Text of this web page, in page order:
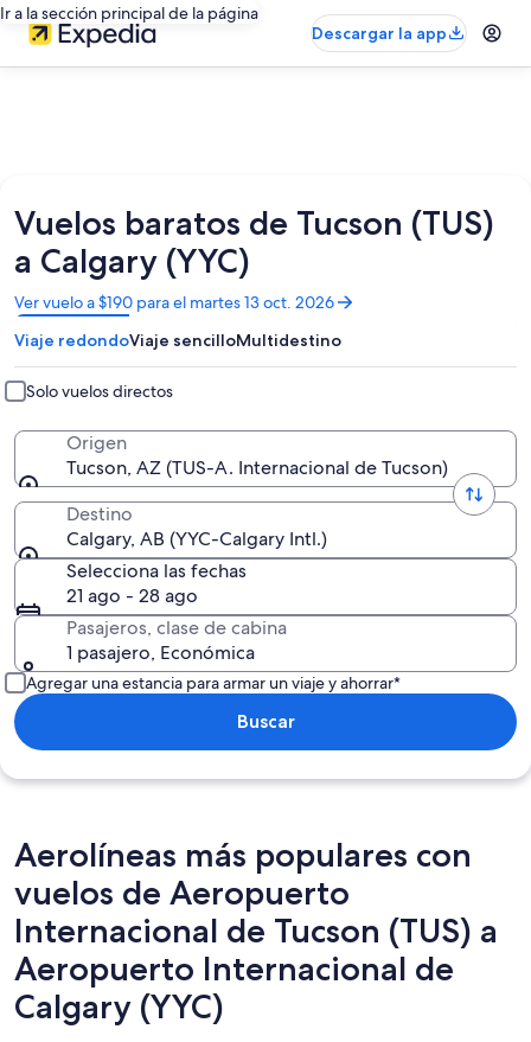
Ir a la sección principal de la página
Descargar la app
Vuelos baratos de Tucson (TUS)
a Calgary (YYC)
Ver vuelo a $190 para el martes 13 oct. 2026
Se
abrirá
en
una
nueva
ventana
Viaje redondoViaje sencilloMultidestino
Solo vuelos directos
Origen
Tucson, AZ (TUS-A. Internacional de Tucson)
Destino
Calgary, AB (YYC-Calgary Intl.)
Selecciona las fechas
21 ago - 28 ago
Pasajeros, clase de cabina
1 pasajero, Económica
Agregar una estancia para armar un viaje y ahorrar*
Buscar
Aerolíneas más populares con
vuelos de Aeropuerto
Internacional de Tucson (TUS) a
Aeropuerto Internacional de
Calgary (YYC)